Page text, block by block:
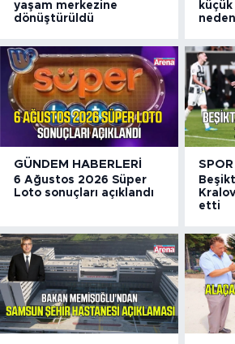
yaşam merkezine
dönüştürüldü
GÜNDEM HABERLERI
6 Ağustos 2026 Süper
Loto sonuçları açıklandı
SPOR
etti